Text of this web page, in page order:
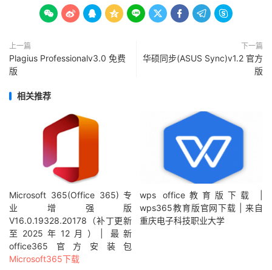
        
上一篇
Plagius Professionalv3.0 免费
版
下一篇
华硕同步(ASUS Sync)v1.2 官方
版
相关推荐
Microsoft 365(Office 365) 专
业增强版
V16.0.19328.20178（补丁更新
至2025年12月）| 最新
office365官方安装包
Microsoft365下载
wps office教育版下载 |
wps365教育版官网下载 | 来自
重庆电子科技职业大学